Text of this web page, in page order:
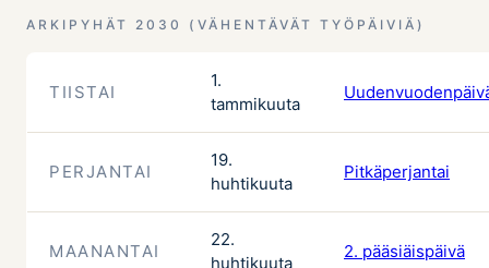
ARKIPYHÄT 2030 (VÄHENTÄVÄT TYÖPÄIVIÄ)
TIISTAI
1.
tammikuuta
PERJANTAI
19.
huhtikuuta
Pitkäperjantai
MAANANTAI
22.
huhtikuuta
2. pääsiäispäivä